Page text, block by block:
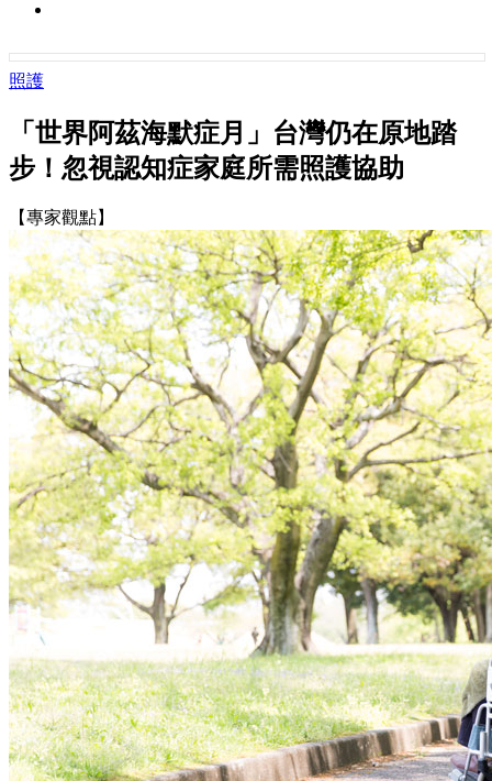
照護
「世界阿茲海默症月」台灣仍在原地踏
步！忽視認知症家庭所需照護協助
【專家觀點】